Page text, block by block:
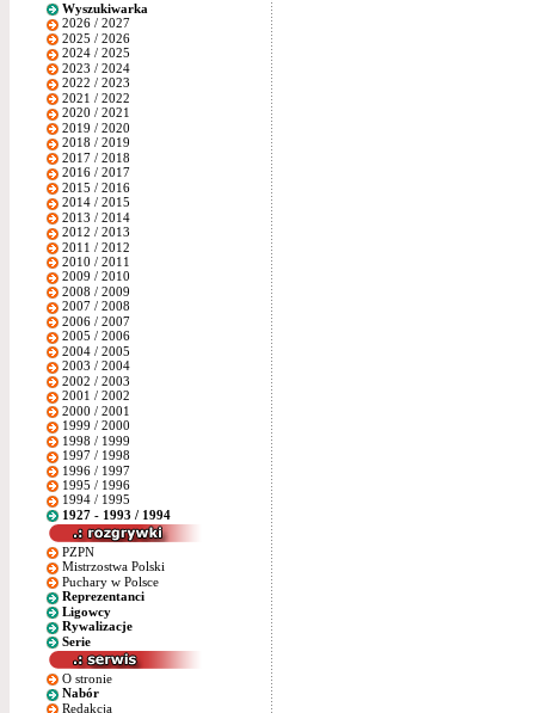
Wyszukiwarka
2026 / 2027
2025 / 2026
2024 / 2025
2023 / 2024
2022 / 2023
2021 / 2022
2020 / 2021
2019 / 2020
2018 / 2019
2017 / 2018
2016 / 2017
2015 / 2016
2014 / 2015
2013 / 2014
2012 / 2013
2011 / 2012
2010 / 2011
2009 / 2010
2008 / 2009
2007 / 2008
2006 / 2007
2005 / 2006
2004 / 2005
2003 / 2004
2002 / 2003
2001 / 2002
2000 / 2001
1999 / 2000
1998 / 1999
1997 / 1998
1996 / 1997
1995 / 1996
1994 / 1995
1927 - 1993 / 1994
PZPN
Mistrzostwa Polski
Puchary w Polsce
Reprezentanci
Ligowcy
Rywalizacje
Serie
O stronie
Nabór
Redakcja